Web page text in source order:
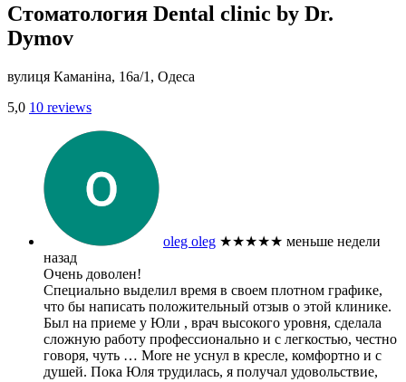
Стоматология Dental clinic by Dr.
Dymov
вулиця Каманіна, 16а/1, Одеса
5,0 10 reviews
oleg oleg ★★★★★ меньше недели
назад
Очень доволен!
Специально выделил время в своем плотном графике,
что бы написать положительный отзыв о этой клинике.
Был на приеме у Юли , врач высокого уровня, сделала
сложную работу профессионально и с легкостью, честно
говоря, чуть … More не уснул в кресле, комфортно и с
душей. Пока Юля трудилась, я получал удовольствие,